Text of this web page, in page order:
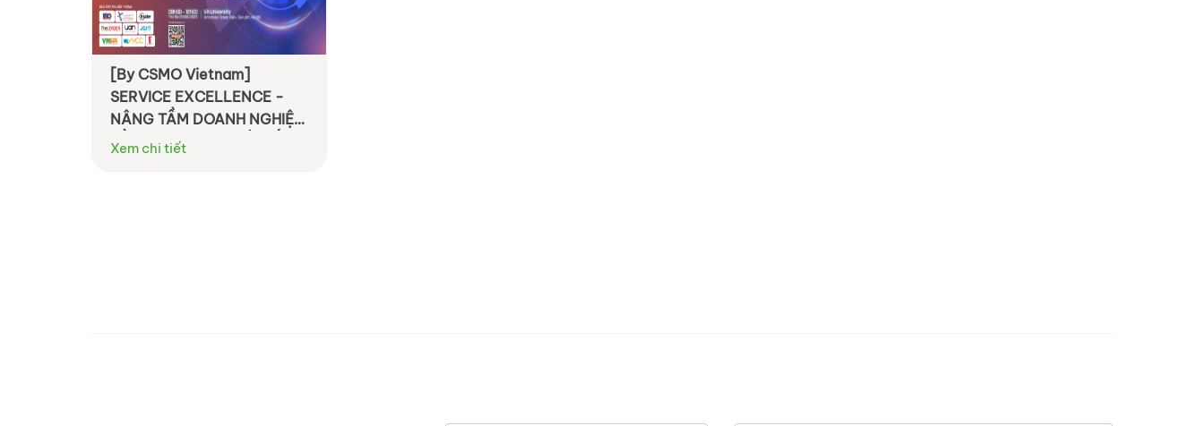
[By CSMO Vietnam]
SERVICE EXCELLENCE -
NÂNG TẦM DOANH NGHIỆP
BẰNG DỊCH VỤ XUẤT SẮC
Xem chi tiết